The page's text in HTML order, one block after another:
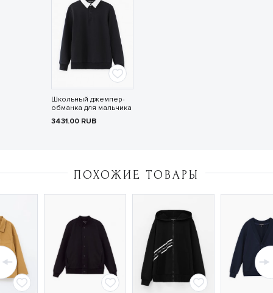
Школьный джемпер-
обманка для мальчика
3431.00 RUB
ПОХОЖИЕ ТОВАРЫ